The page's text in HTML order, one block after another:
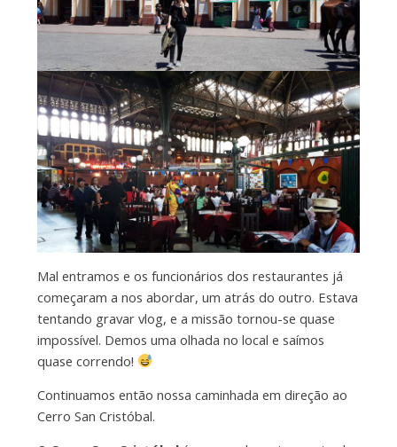
Mal entramos e os funcionários dos restaurantes já
começaram a nos abordar, um atrás do outro. Estava
tentando gravar vlog, e a missão tornou-se quase
impossível. Demos uma olhada no local e saímos
quase correndo!
Continuamos então nossa caminhada em direção ao
Cerro San Cristóbal.